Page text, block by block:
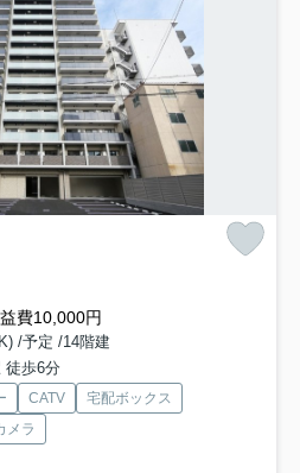
費10,000円
/予定 /14階建
徒歩6分
CATV
宅配ボックス
メラ